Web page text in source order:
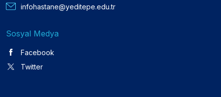
infohastane@yeditepe.edu.tr
Sosyal Medya
Facebook
Twitter